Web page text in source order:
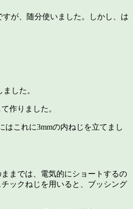
が、随分使いました。しかし、は
した。
作りました。
これに3mmの内ねじを立てまし
までは、電気的にショートするの
ックねじを用いると、ブッシング